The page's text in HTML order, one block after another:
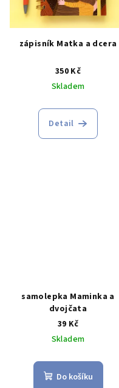
zápisník Matka a dcera
350 Kč
Skladem
Detail
samolepka Maminka a
dvojčata
39 Kč
Skladem
Do košíku